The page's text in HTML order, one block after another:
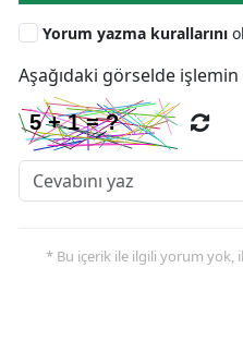
Yorum yazma kurallarını
Aşağıdaki görselde
* Bu içerik ile ilgili yorum yok,